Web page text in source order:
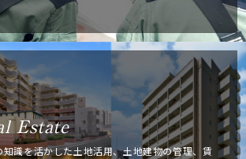
Estate
知識を活かした土地活用、土地建物の管理、 賃